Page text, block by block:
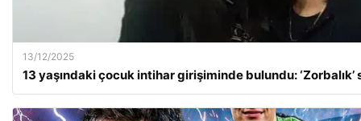
13/12/2025
13 yaşındaki çocuk intihar girişiminde bulundu: ‘Zorbalık’